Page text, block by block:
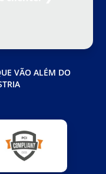
VÃO ALÉM DO